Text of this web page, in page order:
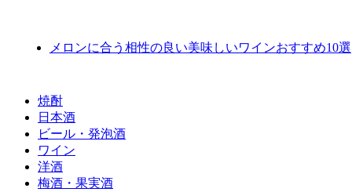
メロンに合う相性の良い美味しいワインおすすめ10選
焼酎
日本酒
ビール・発泡酒
ワイン
洋酒
梅酒・果実酒